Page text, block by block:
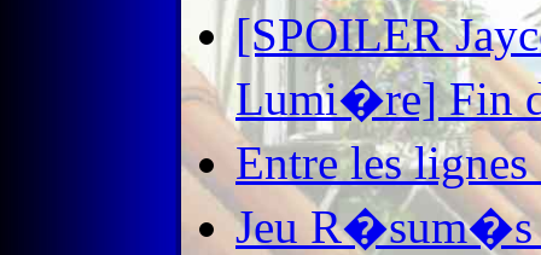
[SPOILER
Lumi�re] Fin
Entre les
Jeu R�sum�s